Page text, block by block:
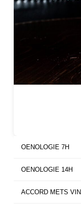
OENOLOGIE 7H
OENOLOGIE 14H
ACCORD METS VIN